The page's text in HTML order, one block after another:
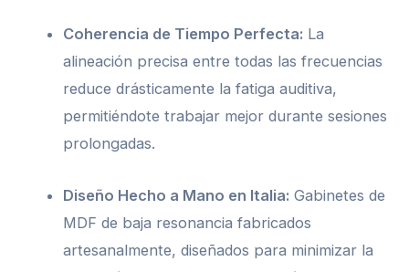
Coherencia de Tiempo Perfecta: La
alineación precisa entre todas las frecuencias
reduce drásticamente la fatiga auditiva,
permitiéndote trabajar mejor durante sesiones
prolongadas.
Diseño Hecho a Mano en Italia: Gabinetes de
MDF de baja resonancia fabricados
artesanalmente, diseñados para minimizar la